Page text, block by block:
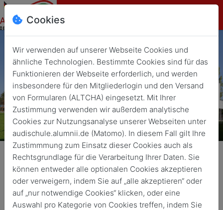
Mitglied werden
Füllen Sie das untenstehende Formular aus und wir melden
uns bei Ihnen mit weiteren Informationen zum Beitritt in
unseren Verein.
Cookies
Wir verwenden auf unserer Webseite Cookies und
ähnliche Technologien. Bestimmte Cookies sind für das
Funktionieren der Webseite erforderlich, und werden
insbesondere für den Mitgliederlogin und den Versand
von Formularen (ALTCHA) eingesetzt. Mit Ihrer
Zustimmung verwenden wir außerdem analytische
Cookies zur Nutzungsanalyse unserer Webseiten unter
audischule.alumnii.de (Matomo). In diesem Fall gilt Ihre
Zustimmmung zum Einsatz dieser Cookies auch als
Rechtsgrundlage für die Verarbeitung Ihrer Daten. Sie
können entweder alle optionalen Cookies akzeptieren
oder verweigern, indem Sie auf „alle akzeptieren“ oder
auf „nur notwendige Cookies“ klicken, oder eine
Auswahl pro Kategorie von Cookies treffen, indem Sie